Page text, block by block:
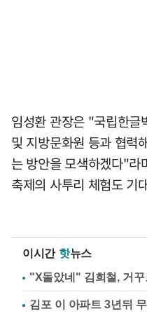
임성환 관장은 "국립한글
및 지방문화원 등과 협력
는 방안을 모색하겠다"
축제의 사투리 체험도 기
이시간 핫뉴스
"X돌았네" 김희철, 거